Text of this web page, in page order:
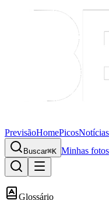
PrevisãoHomePicosNotícias
Buscar⌘K Minhas fotos
Glossário